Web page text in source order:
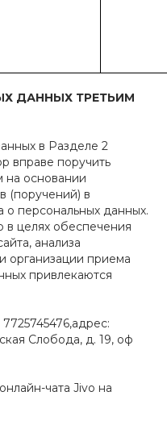
ДАННЫХ ТРЕТЬИМ
в Разделе 2
вправе поручить
на основании
(поручений) в
о персональных данных.
в целях обеспечения
анализа
организации приема
привлекаются
Слобода, д. 19, оф
чата Jivo на